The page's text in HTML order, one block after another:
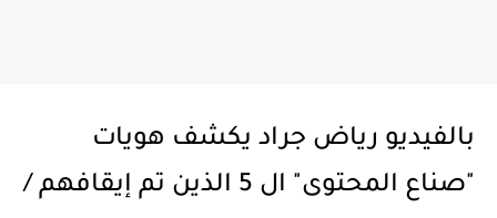
بالفيديو رياض جراد يكشف هويات
"صناع المحتوى" ال 5 الذين تم إيقافهم /